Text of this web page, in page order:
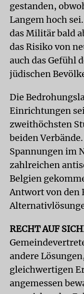
gestanden,
Langem hoch
das Militär bald
das Risiko von
auch das Gefühl
jüdischen
Die
Einrichtungen
zweithöchsten
beiden
Spannungen im
zahlreichen
Belgien
Antwort von den
RECHT AUF
andere
gleichwertigen
angemessen